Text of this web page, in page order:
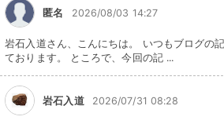
匿名 2026/08/03 14:27
岩石入道さん、こんにちは。 いつもブログの
ております。 ところで、今回の記 ...
岩石入道 2026/07/31 08:28